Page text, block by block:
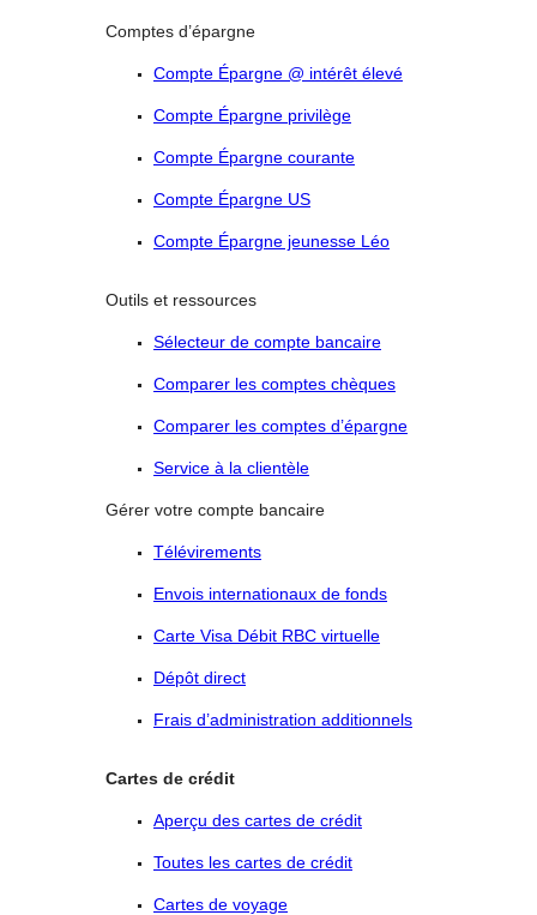
Comptes d’épargne
Compte Épargne @ intérêt élevé
Compte Épargne privilège
Compte Épargne courante
Compte Épargne US
Compte Épargne jeunesse Léo
Outils et ressources
Sélecteur de compte bancaire
Comparer les comptes chèques
Comparer les comptes d’épargne
Service à la clientèle
Gérer votre compte bancaire
Télévirements
Envois internationaux de fonds
Carte Visa Débit RBC virtuelle
Dépôt direct
Frais d’administration additionnels
Cartes de crédit
Aperçu des cartes de crédit
Toutes les cartes de crédit
Cartes de voyage